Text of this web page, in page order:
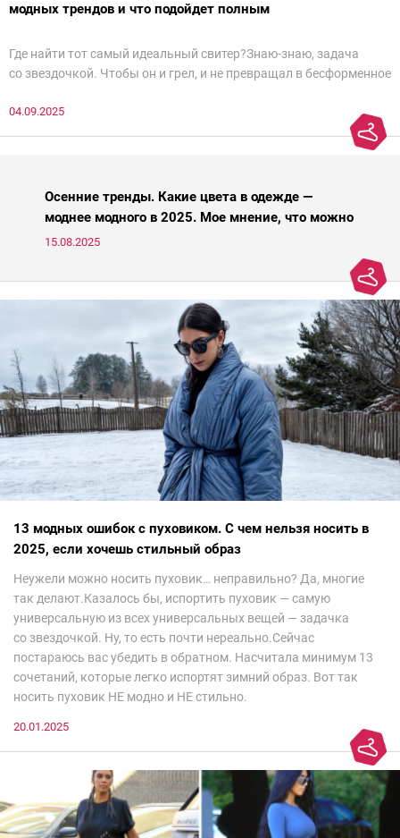
модных трендов и что подойдет полным
Где найти тот самый идеальный свитер?Знаю-знаю, задача
со звездочкой. Чтобы он и грел, и не превращал в бесформенное
паники.
04.09.2025
Осенние тренды. Какие цвета в одежде —
моднее модного в 2025. Мое мнение, что можно
носить, а что нет
15.08.2025
13 модных ошибок с пуховиком. С чем нельзя носить в
2025, если хочешь стильный образ
Неужели можно носить пуховик… неправильно? Да, многие
так делают.Казалось бы, испортить пуховик — самую
универсальную из всех универсальных вещей — задачка
со звездочкой. Ну, то есть почти нереально.Сейчас
постараюсь вас убедить в обратном. Насчитала минимум 13
сочетаний, которые легко испортят зимний образ. Вот так
носить пуховик НЕ модно и НЕ стильно.
20.01.2025